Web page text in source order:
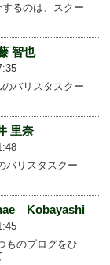
るのは、スクー
智也
バリスタスクー
里奈
バリスタスクー
Kobayashi
ものブログをひ
.....